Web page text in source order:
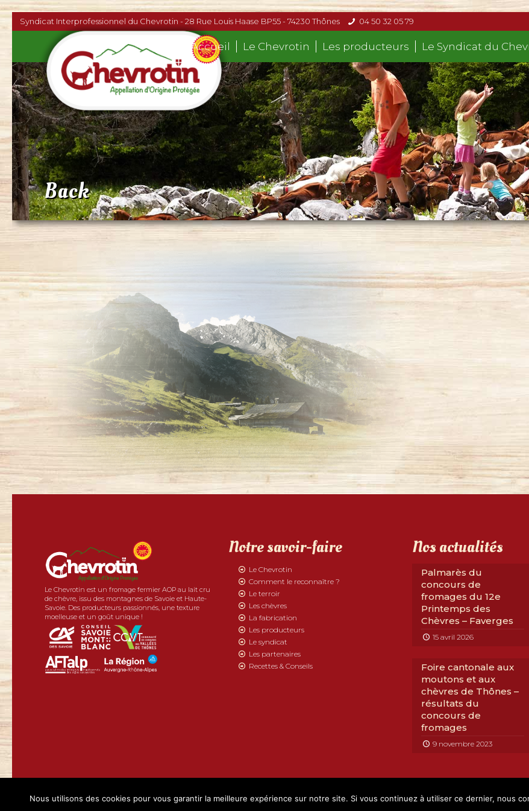
Syndicat Interprofessionnel du Chevrotin - 28 Rue Louis Haase BP55 - 74230 Thônes 04 50 32 05 79
Accueil Le Chevrotin Les producteurs Le Syndicat du
Back
Le Chevrotin est un fromage fermier AOP au lait cru
de chèvre, issu des montagnes de Savoie et Haute-
Savoie. Des producteurs passionnés, une texture
moelleuse et un goût unique !
Notre savoir-faire
Le Chevrotin
Comment le reconnaître ?
Le terroir
Les chèvres
La fabrication
Les producteurs
Le syndicat
Les partenaires
Recettes & Conseils
Nos actualités
Palmarès du
concours de
fromages du 12e
Printemps des
Chèvres – Faverges
15 avril 2026
Foire cantonale aux
moutons et aux
chèvres de Thônes –
résultats du
concours de
fromages
9 novembre 2023
Licom Développement RGPD
Nous utilisons des cookies pour vous garantir la meilleure expérience sur notre site. Si vous continuez à utiliser ce dernier, nous